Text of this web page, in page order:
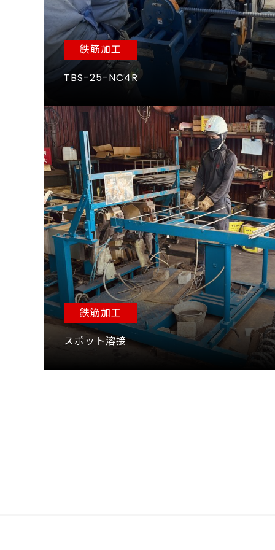
鉄筋加工
TBS-25-NC4R
鉄筋加工
スポット溶接